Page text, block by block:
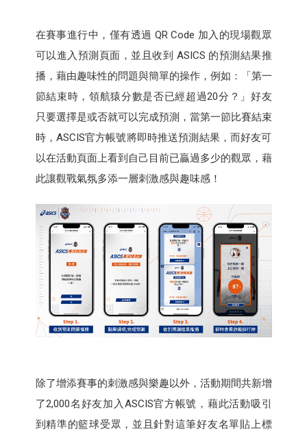
在賽事進行中，僅有透過 QR Code 加入的現場觀眾
可以進入預測頁面，並且收到 ASICS 的預測結果推
播，藉由趣味性的問題與簡單的操作，例如：「第一
節結束時，領航猿分數是否已經超過20分？」好友
只要選擇是或否就可以完成預測，當第一節比賽結束
時，ASCIS官方帳號將即時推送預測結果，而好友可
以在活動頁面上看到自己目前已贏過多少的觀眾，藉
此讓觀戰氣氛多添一層刺激感與趣味感！
除了增添賽事的刺激感與樂趣以外，活動期間共新增
了2,000名好友加入ASCIS官方帳號，藉此活動吸引
到精準的籃球受眾，並且針對這筆好友名單貼上標